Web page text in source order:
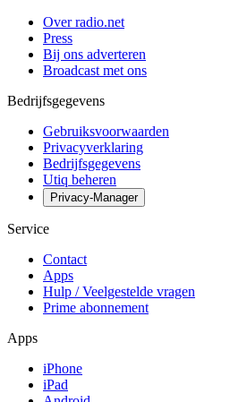
Over radio.net
Press
Bij ons adverteren
Broadcast met ons
Bedrijfsgegevens
Gebruiksvoorwaarden
Privacyverklaring
Bedrijfsgegevens
Utiq beheren
Privacy-Manager
Service
Contact
Apps
Hulp / Veelgestelde vragen
Prime abonnement
Apps
iPhone
iPad